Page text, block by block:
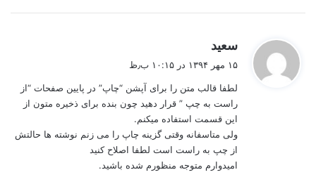
سعید
:
۱۵ مهر ۱۳۹۴ در ۱۰:۱۵ ب٫ظ
لطفا قالب متن را برای آپشن “چاپ” در پایین صفحات “از
راست به چپ ” قرار دهید چون بنده برای ذخیره متون از
این قسمت استفاده میکنم.
ولی متاسفانه وقتی گزینه چاپ را می زنم نوشته ها حالتش
از چپ به راست است لطفا اصلاح کنید
امیدوارم متوجه منظورم شده باشید.